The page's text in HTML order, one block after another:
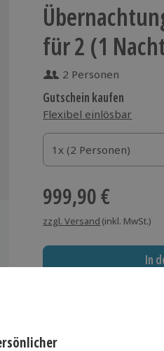
für 2 (1
2 Personen
Gutschein kaufen
Flexibel einlösbar
1x (2 Personen)
1x (2 Personen)
1x (2 Personen)
999,90 €
zzgl. Versand (inkl. MwSt.)
In
Immer das richtige
Große Auswahl, volle